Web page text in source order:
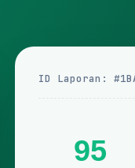
ID Laporan:
95